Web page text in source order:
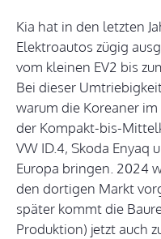
Kia hat in den letzten
Elektroautos zügig
vom kleinen EV2 bis
Bei dieser
warum die Koreaner
der Kompakt-bis-
VW ID.4, Skoda Enyaq
Europa bringen. 2024
den dortigen Markt
später kommt die
Produktion) jetzt auch